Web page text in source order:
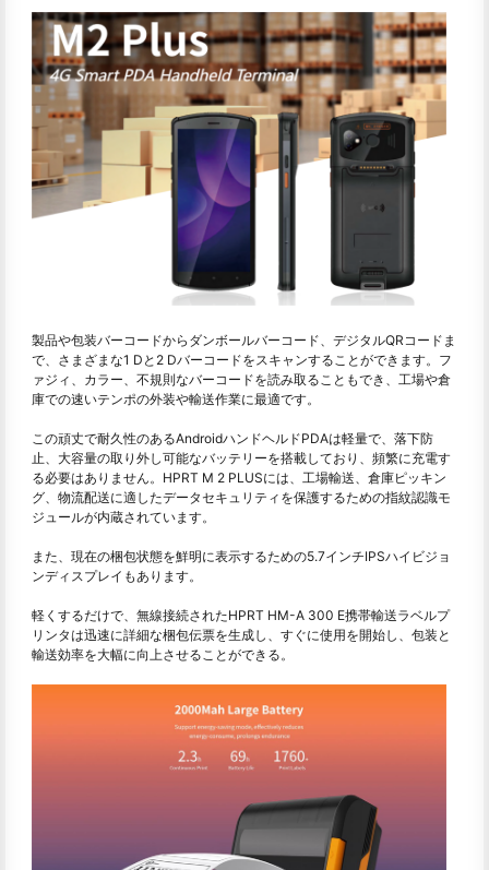
製品や包装バーコードからダンボールバーコード、デジタルQRコードま
で、さまざまな1 Dと2 Dバーコードをスキャンすることができます。フ
ァジィ、カラー、不規則なバーコードを読み取ることもでき、工場や倉
庫での速いテンポの外装や輸送作業に最適です。
この頑丈で耐久性のあるAndroidハンドヘルドPDAは軽量で、落下防
止、大容量の取り外し可能なバッテリーを搭載しており、頻繁に充電す
る必要はありません。HPRT M 2 PLUSには、工場輸送、倉庫ピッキン
グ、物流配送に適したデータセキュリティを保護するための指紋認識モ
ジュールが内蔵されています。
また、現在の梱包状態を鮮明に表示するための5.7インチIPSハイビジョ
ンディスプレイもあります。
軽くするだけで、無線接続されたHPRT HM-A 300 E携帯輸送ラベルプ
リンタは迅速に詳細な梱包伝票を生成し、すぐに使用を開始し、包装と
輸送効率を大幅に向上させることができる。